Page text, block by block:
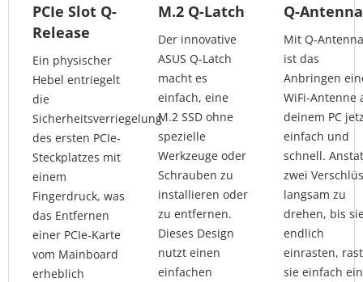
PCIe Slot Q-
Release
Ein physischer
Hebel entriegelt
die
Sicherheitsverriegelung
des ersten PCIe-
Steckplatzes mit
einem
Fingerdruck, was
das Entfernen
einer PCIe-Karte
vom Mainboard
erheblich
M.2 Q-Latch
Der innovative
ASUS Q-Latch
macht es
einfach, eine
M.2 SSD ohne
spezielle
Werkzeuge oder
Schrauben zu
installieren oder
zu entfernen.
Dieses Design
nutzt einen
einfachen
Q-Antenna
Mit Q-Antenna
ist das
Anbringen
WiFi-Antenne
deinem PC
einfach und
schnell.
zwei
langsam zu
drehen, bis
endlich
einrasten,
sie einfach